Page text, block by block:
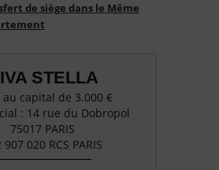
de siège dans le Même
STELLA
au capital de 3.000 €
: 14 rue du Dobropol
75017 PARIS
907 020 RCS PARIS